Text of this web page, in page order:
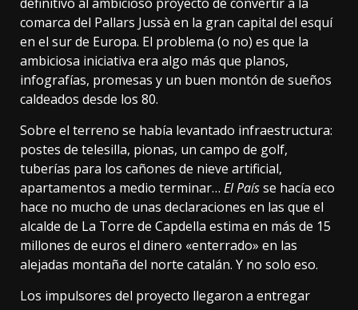
definitivo al ambicioso proyecto de convertir a la
comarca del Pallars Jussà en la gran capital del esquí
en el sur de Europa. El problema (o no) es que la
ambiciosa iniciativa era algo más que planos,
infografías, promesas y un buen montón de sueños
caldeados desde los 80.
Sobre el terreno se había levantado infraestructura:
postes de telesilla, pionas, un campo de golf,
tuberías para los cañones de nieve artificial,
apartamentos a medio terminar… El Paísse hacía eco
hace no mucho de unas declaraciones en las que el
alcalde de La Torre de Capdella estima en más de 15
millones de euros el dinero «enterrado» en las
alejadas montaña del norte catalán. Y no solo eso.
Los impulsores del proyecto llegaron a entregar